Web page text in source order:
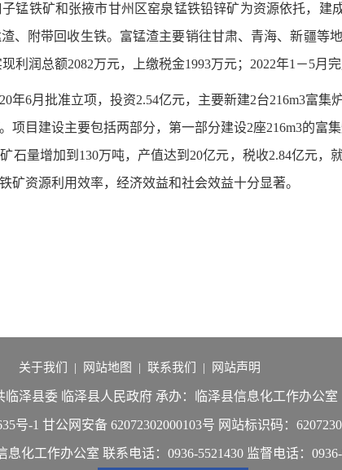
锰铁矿和张掖市甘州区窑泉锰铁铅锌矿为资源依托，建
、附带回收生铁。富锰渣主要销往甘肃、青海、新疆等
利润总额2082万元，上缴税金1993万元；2022年1－5月
年6月批准立项，投资2.54亿元，主要新建2台216m3富集
项目建设主要包括两部分，第一部分建设2座216m3的富
量增加到130万吨，产值达到20亿元，税收2.84亿元，就
矿资源利用效率， 经济效益和社会效益十分显著。
关于我们 | 网站地图 | 联系我们 | 网站声明
临泽县委 临泽县人民政府 承办：临泽县信息化工作办公室
号-1 甘公网安备 62072302000103号 网站标识码：
息化工作办公室 联系电话：0936-5521430 监督电话：0936-